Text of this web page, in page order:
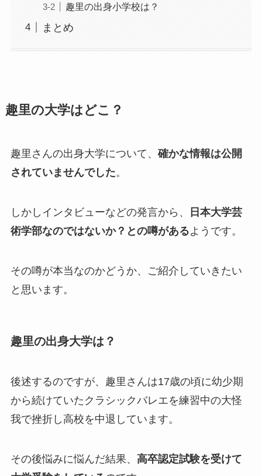
趣里の出身小学校は？
まとめ
趣里の大学はどこ？
趣里さんの出身大学について、 確かな情報は公開
されていませんでした。
しかしインタビューなどの発言から、
日本大学芸
術学部なのではないか？との噂があるようです。
その噂が本当なのかどうか、ご紹介していきたい
と思います。
趣里の出身大学は？
後述するのですが、趣里さんは17歳の頃に幼少期
から続けていたクラシックバレエを練習中の大怪
我で挫折し高校を中退しています。
その後悩みに悩んだ結果、 高卒認定試験を受けて